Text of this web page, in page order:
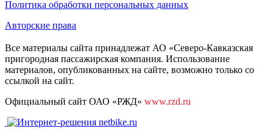
Политика обработки персональных данных
Авторские права
Все материалы сайта принадлежат АО «Северо-Кавказская
пригородная пассажирская компания. Использование
материалов, опубликованных на сайте, возможно только со
ссылкой на сайт.
Официальный сайт ОАО «РЖД» www.rzd.ru